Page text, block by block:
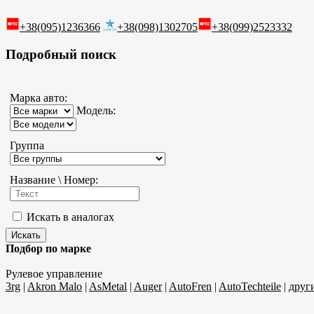
+38(095)1236366 +38(098)1302705 +38(099)2523332
Подробный поиск
Марка авто:
Модель:
Группа
Название \ Номер:
Искать в аналогах
Подбор по марке
Рулевое управление
3rg | Akron Malo | AsMetal | Auger| AutoFren | AutoTechteile |